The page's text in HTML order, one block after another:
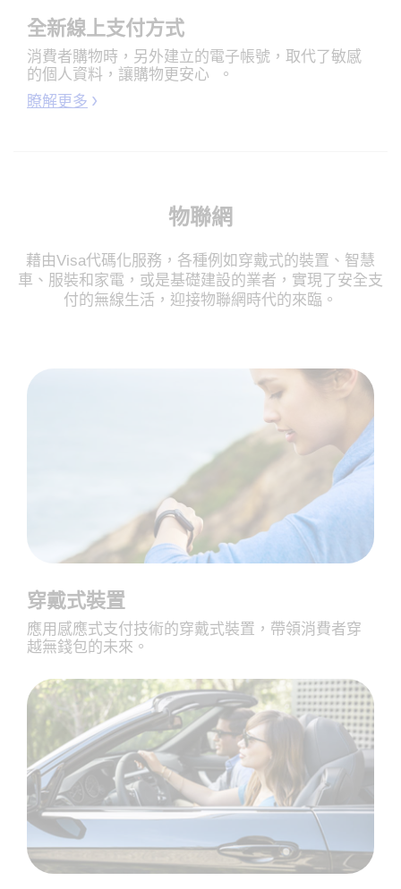
全新線上支付方式
消費者購物時，另外建立的電子帳號，取代了敏感
的個人資料，讓購物更安心 。
瞭解更多
物聯網
藉由Visa代碼化服務，各種例如穿戴式的裝置、智慧
車、服裝和家電，或是基礎建設的業者，實現了安全支
付的無線生活，迎接物聯網時代的來臨。
穿戴式裝置
應用感應式支付技術的穿戴式裝置，帶領消費者穿
越無錢包的未來。